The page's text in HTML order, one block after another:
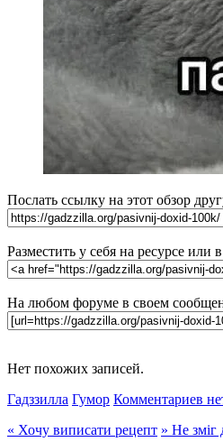
Послать ссылку на этот обзор
Разместить у себя на ресурсе
На любом форуме в своем
Нет похожих записей.
Гадззилла Гумор Комментариев
« Хочу виписати рецепт » Не зміг